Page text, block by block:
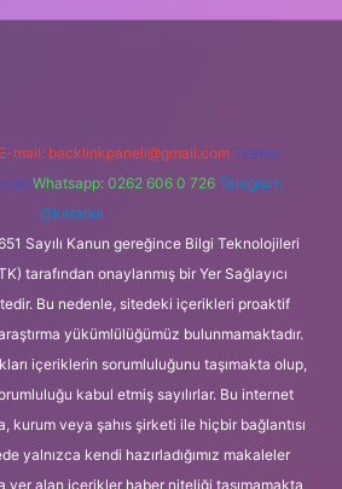
E-mail: backlinkpaneli@gmail.com Teams:
Whatsapp: 0262 606 0 726 Telegram:
@karabul
Sayılı Kanun gereğince Bilgi Teknolojileri
tarafından onaylanmış bir Yer Sağlayıcı
Bu nedenle, sitedeki içerikleri proaktif
yükümlülüğümüz bulunmamaktadır.
içeriklerin sorumluluğunu taşımakta olup,
kabul etmiş sayılırlar. Bu internet
kurum veya şahıs şirketi ile hiçbir bağlantısı
yalnızca kendi hazırladığımız makaleler
yer alan içerikler haber niteliği taşımamakta